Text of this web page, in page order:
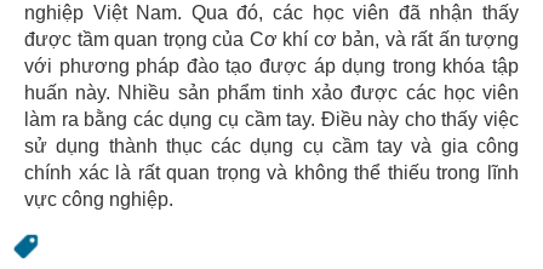
nghiệp Việt Nam. Qua đó, các học viên đã nhận thấy
được tầm quan trọng của Cơ khí cơ bản, và rất ấn tượng
với phương pháp đào tạo được áp dụng trong khóa tập
huấn này. Nhiều sản phẩm tinh xảo được các học viên
làm ra bằng các dụng cụ cầm tay. Điều này cho thấy việc
sử dụng thành thục các dụng cụ cầm tay và gia công
chính xác là rất quan trọng và không thể thiếu trong lĩnh
vực công nghiệp.